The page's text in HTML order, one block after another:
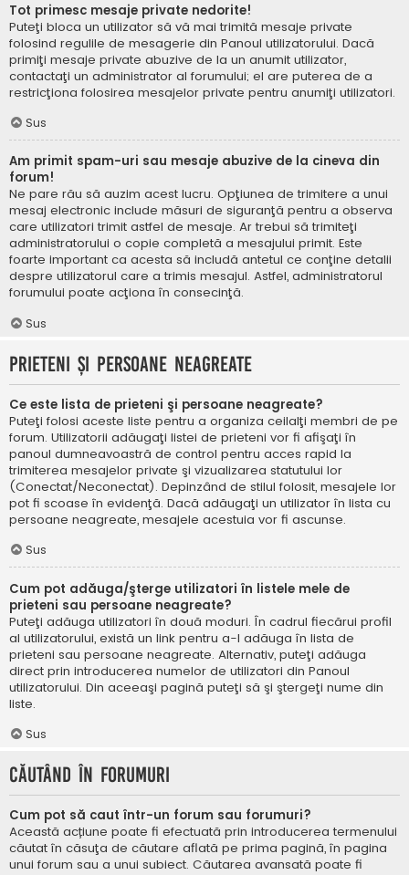
Tot primesc mesaje private nedorite!
Puteţi bloca un utilizator să vă mai trimită mesaje private
folosind regulile de mesagerie din Panoul utilizatorului. Dacă
primiţi mesaje private abuzive de la un anumit utilizator,
contactaţi un administrator al forumului; el are puterea de a
restricţiona folosirea mesajelor private pentru anumiţi utilizatori.
Sus
Am primit spam-uri sau mesaje abuzive de la cineva din
forum!
Ne pare rău să auzim acest lucru. Opţiunea de trimitere a unui
mesaj electronic include măsuri de siguranţă pentru a observa
care utilizatori trimit astfel de mesaje. Ar trebui să trimiteţi
administratorului o copie completă a mesajului primit. Este
foarte important ca acesta să includă antetul ce conţine detalii
despre utilizatorul care a trimis mesajul. Astfel, administratorul
forumului poate acţiona în consecinţă.
Sus
Prieteni şi persoane neagreate
Ce este lista de prieteni şi persoane neagreate?
Puteţi folosi aceste liste pentru a organiza ceilalţi membri de pe
forum. Utilizatorii adăugaţi listei de prieteni vor fi afişaţi în
panoul dumneavoastră de control pentru acces rapid la
trimiterea mesajelor private şi vizualizarea statutului lor
(Conectat/Neconectat). Depinzând de stilul folosit, mesajele lor
pot fi scoase în evidenţă. Dacă adăugaţi un utilizator în lista cu
persoane neagreate, mesajele acestuia vor fi ascunse.
Sus
Cum pot adăuga/şterge utilizatori în listele mele de
prieteni sau persoane neagreate?
Puteţi adăuga utilizatori în două moduri. În cadrul fiecărui profil
al utilizatorului, există un link pentru a-l adăuga în lista de
prieteni sau persoane neagreate. Alternativ, puteţi adăuga
direct prin introducerea numelor de utilizatori din Panoul
utilizatorului. Din aceeaşi pagină puteţi să şi ştergeţi nume din
liste.
Sus
Căutând în forumuri
Cum pot să caut într-un forum sau forumuri?
Această acțiune poate fi efectuată prin introducerea termenului
căutat în căsuţa de căutare aflată pe prima pagină, în pagina
unui forum sau a unui subiect. Căutarea avansată poate fi